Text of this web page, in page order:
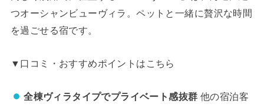
つオーシャンビューヴィラ。ペットと一緒に贅沢な時間
を過ごせる宿です。
▼口コミ・おすすめポイントはこちら
全棟ヴィラタイプでプライベート感抜群 他の宿泊客